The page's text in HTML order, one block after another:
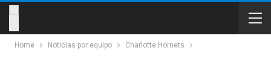
Home Noticias por equipo Charlotte Hornets